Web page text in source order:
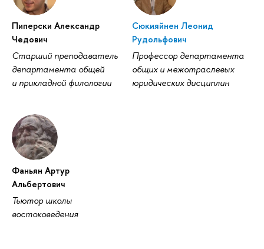
Пиперски Александр
Чедович
Старший преподаватель
департамента общей
и прикладной филологии
Сюкияйнен Леонид
Рудольфович
Профессор департамента
общих и межотраслевых
юридических дисциплин
Фаньян Артур
Альбертович
Тьютор школы
востоковедения